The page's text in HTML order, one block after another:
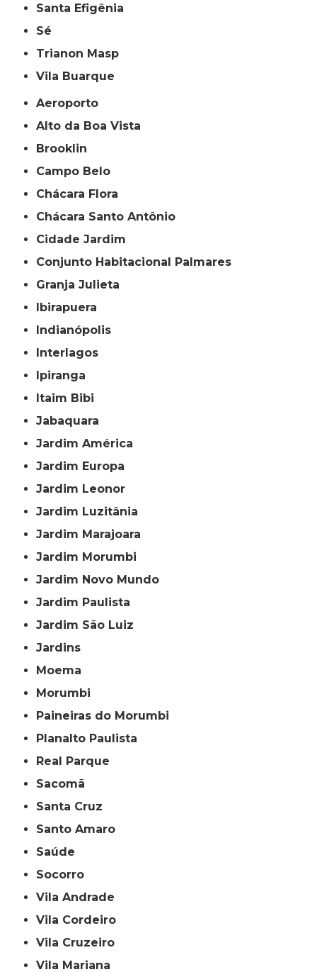
Santa Efigênia
Sé
Trianon Masp
Vila Buarque
Aeroporto
Alto da Boa Vista
Brooklin
Campo Belo
Chácara Flora
Chácara Santo Antônio
Cidade Jardim
Conjunto Habitacional Palmares
Granja Julieta
Ibirapuera
Indianópolis
Interlagos
Ipiranga
Itaim Bibi
Jabaquara
Jardim América
Jardim Europa
Jardim Leonor
Jardim Luzitânia
Jardim Marajoara
Jardim Morumbi
Jardim Novo Mundo
Jardim Paulista
Jardim São Luiz
Jardins
Moema
Morumbi
Paineiras do Morumbi
Planalto Paulista
Real Parque
Sacomã
Santa Cruz
Santo Amaro
Saúde
Socorro
Vila Andrade
Vila Cordeiro
Vila Cruzeiro
Vila Mariana